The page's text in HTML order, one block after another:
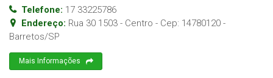
Telefone: 17 33225786
Endereço: Rua 30 1503 - Centro - Cep: 14780120 -
Barretos/SP
Mais Informações